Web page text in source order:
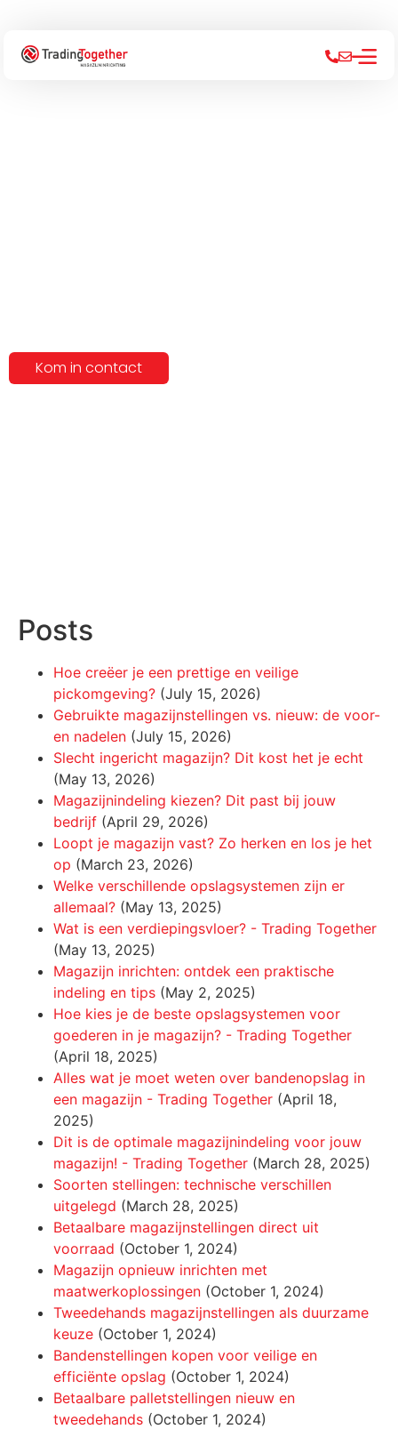
Kom in contact
Posts
Hoe creëer je een prettige en veilige
pickomgeving? (July 15, 2026)
Gebruikte magazijnstellingen vs. nieuw: de voor-
en nadelen (July 15, 2026)
Slecht ingericht magazijn? Dit kost het je echt
(May 13, 2026)
Magazijnindeling kiezen? Dit past bij jouw
bedrijf (April 29, 2026)
Loopt je magazijn vast? Zo herken en los je het
op (March 23, 2026)
Welke verschillende opslagsystemen zijn er
allemaal? (May 13, 2025)
Wat is een verdiepingsvloer? - Trading Together
(May 13, 2025)
Magazijn inrichten: ontdek een praktische
indeling en tips (May 2, 2025)
Hoe kies je de beste opslagsystemen voor
goederen in je magazijn? - Trading Together
(April 18, 2025)
Alles wat je moet weten over bandenopslag in
een magazijn - Trading Together (April 18,
2025)
Dit is de optimale magazijnindeling voor jouw
magazijn! - Trading Together (March 28, 2025)
Soorten stellingen: technische verschillen
uitgelegd (March 28, 2025)
Betaalbare magazijnstellingen direct uit
voorraad (October 1, 2024)
Magazijn opnieuw inrichten met
maatwerkoplossingen (October 1, 2024)
Tweedehands magazijnstellingen als duurzame
keuze (October 1, 2024)
Bandenstellingen kopen voor veilige en
efficiënte opslag (October 1, 2024)
Betaalbare palletstellingen nieuw en
tweedehands (October 1, 2024)